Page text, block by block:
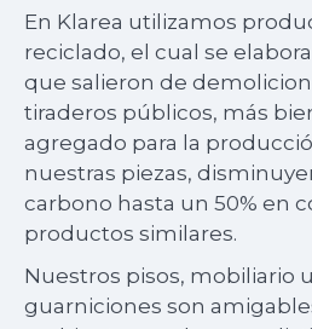
En Klarea utilizamos
reciclado, el cual se
que salieron de
tiraderos públicos, más
agregado para la
nuestras piezas,
carbono hasta un 50% en
productos similares.
Nuestros pisos, mobiliario
guarniciones son